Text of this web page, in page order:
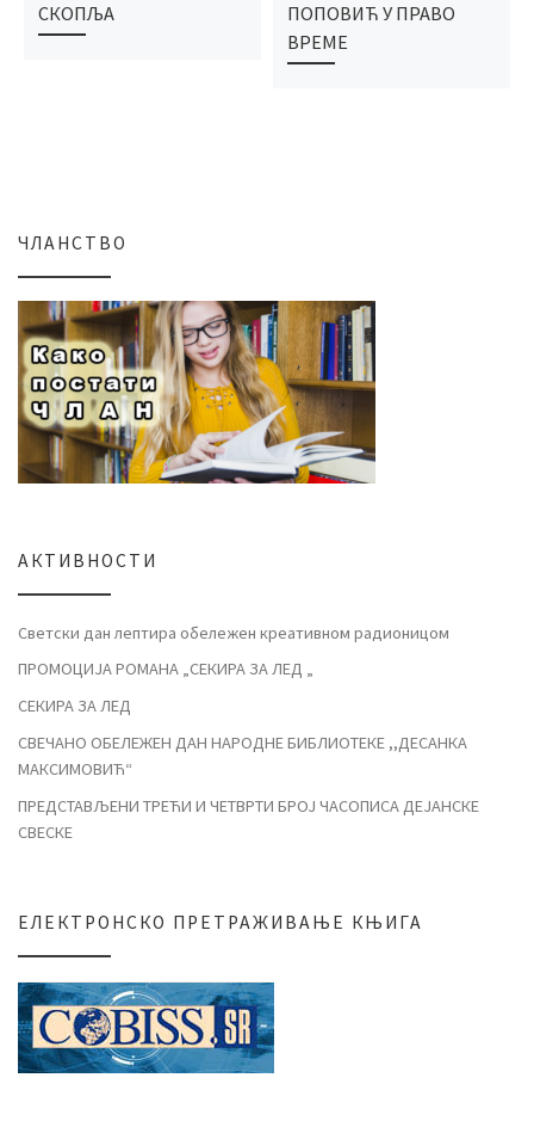
СКОПЉА
ПОПОВИЋ У ПРАВО
ВРЕМЕ
ЧЛАНСТВО
АКТИВНОСТИ
Светски дан лептира обележен креативном радионицом
ПРОМОЦИЈА РОМАНА „СЕКИРА ЗА ЛЕД „
СЕКИРА ЗА ЛЕД
СВЕЧАНО ОБЕЛЕЖЕН ДАН НАРОДНЕ БИБЛИОТЕКЕ ,,ДЕСАНКА
МАКСИМОВИЋ“
ПРЕДСТАВЉЕНИ ТРЕЋИ И ЧЕТВРТИ БРОЈ ЧАСОПИСА ДЕЈАНСКЕ
СВЕСКЕ
ЕЛЕКТРОНСКО ПРЕТРАЖИВАЊЕ КЊИГА